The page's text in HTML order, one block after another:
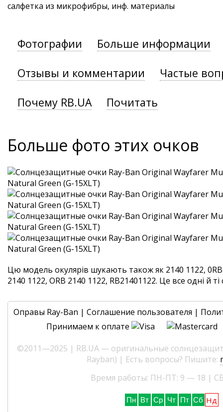
салфетка из микрофибры, инф. материалы
Фотографии Больше информации
Отзывы и комментарии Частые
Почему RB.UA Почитать
Больше фото этих очков
Цю модель окулярів шукають також як 2140 1122,
2140 1122, ORB 2140 1122, RB21401122. Це все одні й ті
Оправы Ray-Ban | Соглашение пользователя |
Принимаем к оплате
©2011—2025 | RB.UA — оригинальные
Rayban) | Есть вопросы? Пишите:
Время работы: ПН-ПТ: 9 — 18 |
Пн Вт Ср Чт Пт Сб Нд